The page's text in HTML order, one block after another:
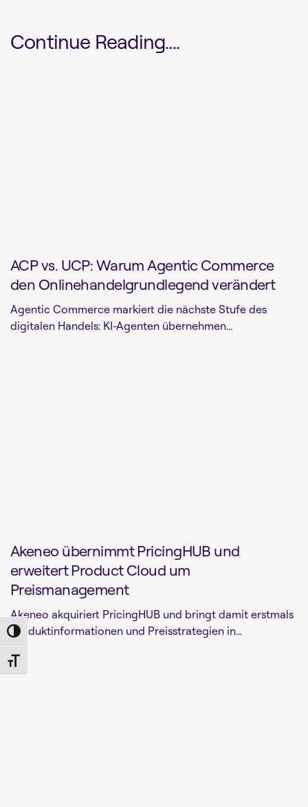
Toggle High Contrast
Toggle Font size
Continue Reading....
ACP vs. UCP: Warum Agentic Commerce
den Onlinehandelgrundlegend verändert
Agentic Commerce markiert die nächste Stufe des
digitalen Handels: KI-Agenten übernehmen...
Akeneo übernimmt PricingHUB und
erweitert Product Cloud um
Preismanagement
Akeneo akquiriert PricingHUB und bringt damit erstmals
Produktinformationen und Preisstrategien in...